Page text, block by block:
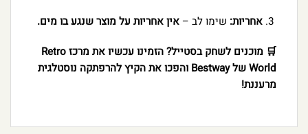
אחריות: שימו לב –אין אחריות על מוצר שנגע בו מים.
🛒 מוכנים לשחק בסטייל? הזמינו עכשיו את מרכז Retro
World של Bestway והפכו את הקיץ להרפתקה נוסטלגית
מרעננת!